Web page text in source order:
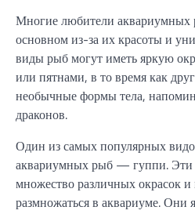
Многие любители
основном из-за их красоты и
виды рыб могут иметь яркую
или пятнами, в то время как
необычные формы тела,
драконов.
Один из самых популярных
аквариумных рыб — гуппи.
множество различных окрасок
размножаться в аквариуме. Они